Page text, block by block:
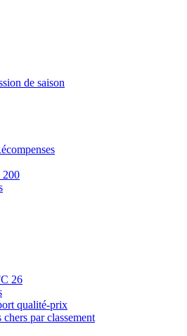
de saison
200
26
qualité-prix
par classement